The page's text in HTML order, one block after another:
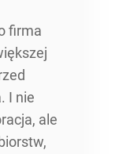
firma
I nie
ale